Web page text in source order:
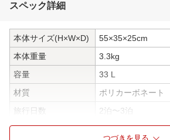
スペック詳細
本体サイズ(H×W×D)
55×35×25cm
本体重量
3.3kg
容量
33 L
材質
ポリカーボネート
旅行日数
2泊〜3泊
TSAロック
TSAロック搭載
つづきを見る